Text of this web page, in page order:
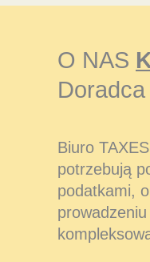
O NAS
Biuro
potrzebują
podatkami,